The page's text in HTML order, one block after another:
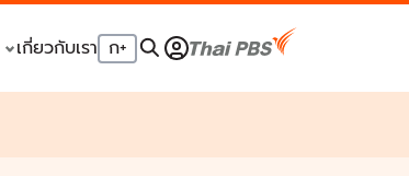
เกี่ยวกับเรา ก+